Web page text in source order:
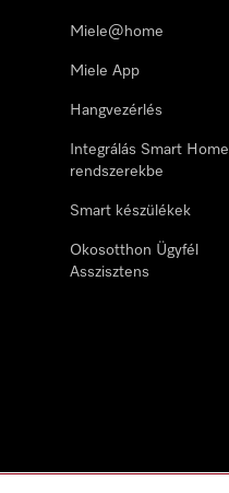
Miele@home
Miele App
Hangvezérlés
Integrálás Smart Home
rendszerekbe
Smart készülékek
Okosotthon Ügyfél
Asszisztens